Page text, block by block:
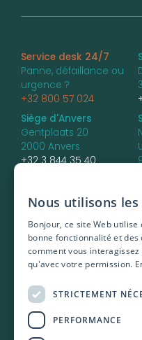
Service desk 24/7
Panne, défaillance ou
urgence ?
+32 800 57 024
Siège d'Anvers
Gentplaats 20
2000 Anvers
+32 3 844 35 40
Siège de Bruges
Dirk Martensstraat 4 -
unit 7
8200 Bruges
Nous utilisons les
Bonjour, ce site Web
bonne fonctionnalité et
comment vous
qu'avec votre permission.
STRICTEMENT
PERFORMANCE